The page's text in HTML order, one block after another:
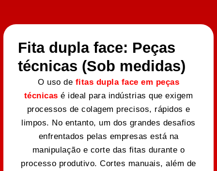
Fita dupla face: Peças
técnicas (Sob medidas)
O uso de fitas dupla face em peças
técnicas é ideal para indústrias que exigem
processos de colagem precisos, rápidos e
limpos. No entanto, um dos grandes desafios
enfrentados pelas empresas está na
manipulação e corte das fitas durante o
processo produtivo. Cortes manuais, além de